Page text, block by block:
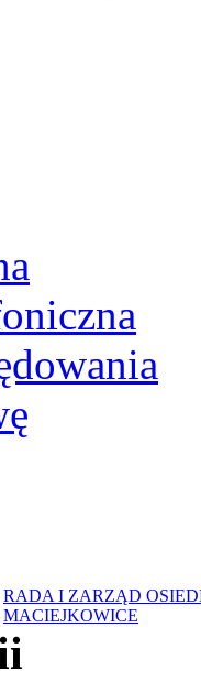
RADA I ZARZĄD
MACIEJKOWICE